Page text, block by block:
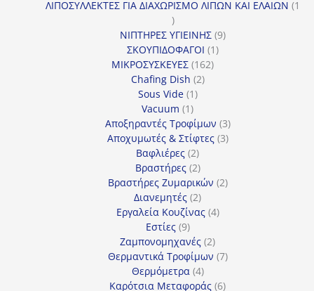
προϊόντα
ΛΙΠΟΣΥΛΛΕΚΤΕΣ ΓΙΑ ΔΙΑΧΩΡΙΣΜΟ ΛΙΠΩΝ ΚΑΙ ΕΛΑΙΩΝ 1
1
προϊόν
ΝΙΠΤΗΡΕΣ ΥΓΙΕΙΝΗΣ 99
ΣΚΟΥΠΙΔΟΦΑΓΟΙ 11
ΜΙΚΡΟΣΥΣΚΕΥΕΣ 162162
Chafing Dish 22
Sous Vide 11
Vacuum 11
προϊόν
Αποξηραντές Τροφίμων 33
προϊόντα
Αποχυμωτές & Στίφτες 33
Βαφλιέρες 22
προϊόντα
Βραστήρες 22
προϊόντα
Βραστήρες Ζυμαρικών 22
Διανεμητές 22
προϊόντα
Εργαλεία Κουζίνας 44
Εστίες 99
προϊόντα
Ζαμπονομηχανές 22
προϊόντα
Θερμαντικά Τροφίμων 77
Θερμόμετρα 44
προϊόντα
Καρότσια Μεταφοράς 66